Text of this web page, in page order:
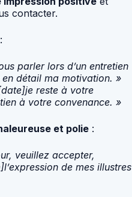
contacter.
:
parler lors d’un entretien
détail ma motivation. »
reste à votre
à votre convenance. »
et polie :
veuillez accepter,
de mes illustres